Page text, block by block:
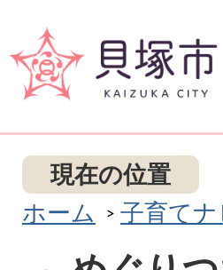
現在の位置
ホーム
子育て